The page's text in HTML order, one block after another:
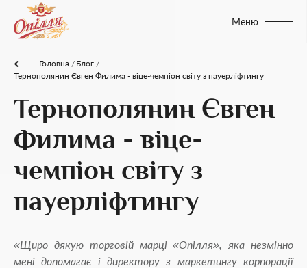
Меню
Головна
Блог
Тернополянин Євген Филима - віце-чемпіон світу з пауерліфтингу
Тернополянин Євген
Филима - віце-
чемпіон світу з
пауерліфтингу
«Щиро дякую торговій марці «Опілля», яка незмінно
мені допомагає і директору з маркетингу корпорації